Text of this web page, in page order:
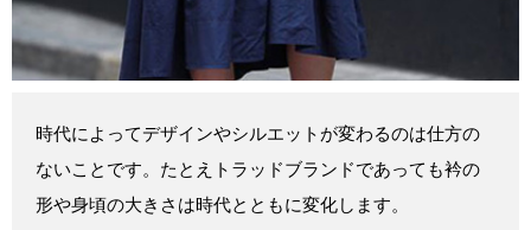
時代によってデザインやシルエットが変わるのは仕方の
ないことです。たとえトラッドブランドであっても衿の
形や身頃の大きさは時代とともに変化します。